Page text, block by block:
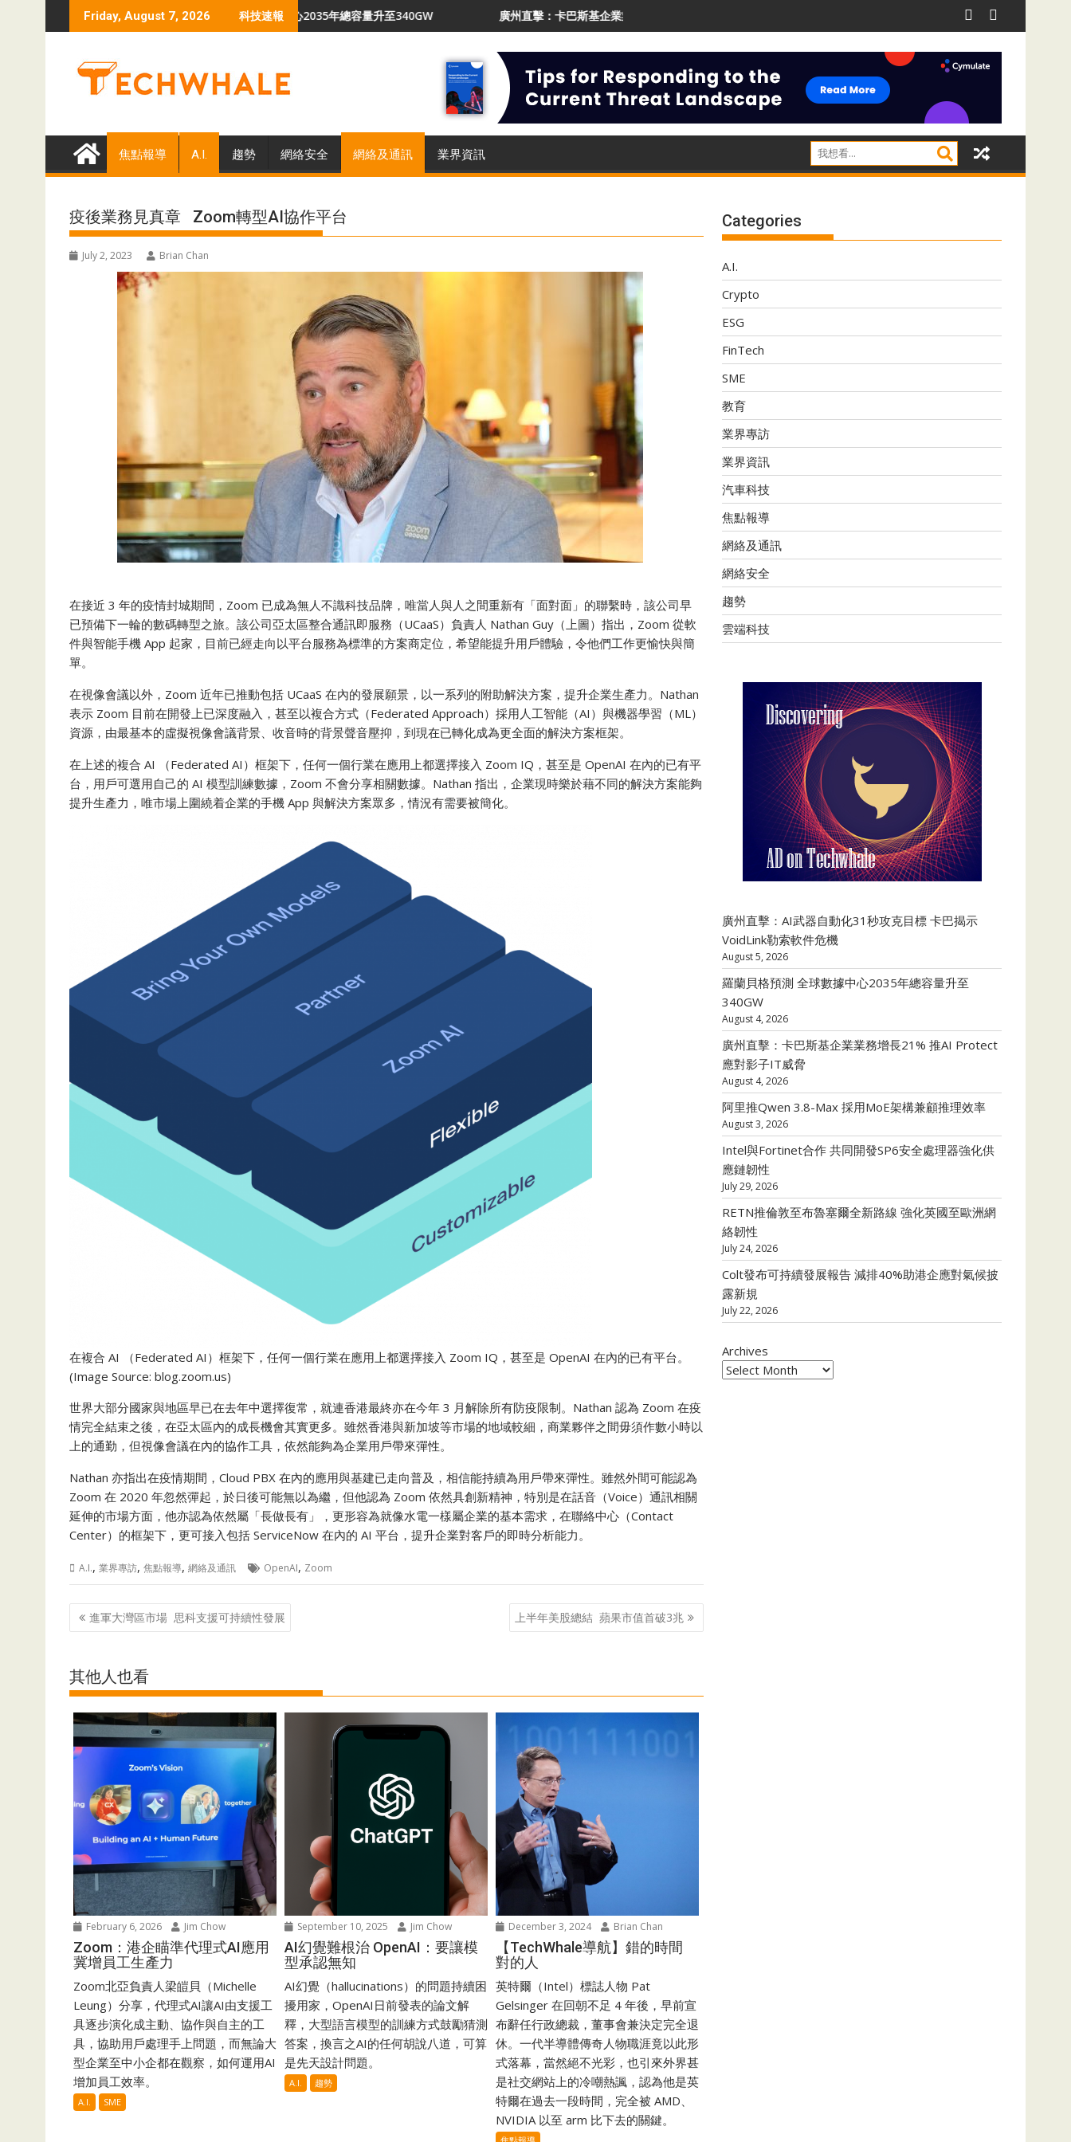
to
Friday, August 7, 2026 科技速報
羅蘭貝格預測 全球數據中心2035年總容量升至340GW 廣州直擊：卡巴斯基企業業務增長21% 推AI Protect應對影子IT威脅 阿里推Qwen 3.8-Max 採用MoE架構兼顧推理效率
焦點報導 A.I. 趨勢 網絡安全 網絡及通訊 業界資訊
疫後業務見真章 Zoom轉型AI協作平台
July 2, 2023 Brian Chan
在接近 3 年的疫情封城期間，Zoom 已成為無人不識科技品牌，唯當人與人之間重新有「面對面」的聯繫時，該公司早
已預備下一輪的數碼轉型之旅。該公司亞太區整合通訊即服務（UCaaS）負責人 Nathan Guy（上圖）指出，Zoom 從軟
件與智能手機 App 起家，目前已經走向以平台服務為標準的方案商定位，希望能提升用戶體驗，令他們工作更愉快與簡
單。
在視像會議以外，Zoom 近年已推動包括 UCaaS 在內的發展願景，以一系列的附助解決方案，提升企業生產力。Nathan
表示 Zoom 目前在開發上已深度融入，甚至以複合方式（Federated Approach）採用人工智能（AI）與機器學習（ML）
資源，由最基本的虛擬視像會議背景、收音時的背景聲音壓抑，到現在已轉化成為更全面的解決方案框架。
在上述的複合 AI （Federated AI）框架下，任何一個行業在應用上都選擇接入 Zoom IQ，甚至是 OpenAI 在內的已有平
台，用戶可選用自己的 AI 模型訓練數據，Zoom 不會分享相關數據。Nathan 指出，企業現時樂於藉不同的解決方案能夠
提升生產力，唯市場上圍繞着企業的手機 App 與解決方案眾多，情況有需要被簡化。
在複合 AI （Federated AI）框架下，任何一個行業在應用上都選擇接入 Zoom IQ，甚至是 OpenAI 在內的已有平台。
(Image Source: blog.zoom.us)
世界大部分國家與地區早已在去年中選擇復常，就連香港最終亦在今年 3 月解除所有防疫限制。Nathan 認為 Zoom 在疫
情完全結束之後，在亞太區內的成長機會其實更多。雖然香港與新加坡等市場的地域較細，商業夥伴之間毋須作數小時以
上的通勤，但視像會議在內的協作工具，依然能夠為企業用戶帶來彈性。
Nathan 亦指出在疫情期間，Cloud PBX 在內的應用與基建已走向普及，相信能持續為用戶帶來彈性。雖然外間可能認為
Zoom 在 2020 年忽然彈起，於日後可能無以為繼，但他認為 Zoom 依然具創新精神，特別是在話音（Voice）通訊相關
延伸的市場方面，他亦認為依然屬「長做長有」，更形容為就像水電一樣屬企業的基本需求，在聯絡中心（Contact
Center）的框架下，更可接入包括 ServiceNow 在內的 AI 平台，提升企業對客戶的即時分析能力。
A.I., 業界專訪, 焦點報導, 網絡及通訊 OpenAI, Zoom
Post
navigation
進軍大灣區市場 思科支援可持續性發展 上半年美股總結 蘋果市值首破3兆
其他人也看
February 6, 2026 Jim Chow
Zoom：港企瞄準代理式AI應用
冀增員工生產力
Zoom北亞負責人梁皚貝（Michelle
Leung）分享，代理式AI讓AI由支援工
具逐步演化成主動、協作與自主的工
具，協助用戶處理手上問題，而無論大
型企業至中小企都在觀察，如何運用AI
增加員工效率。
A.I. SME
September 10, 2025 Jim Chow
AI幻覺難根治 OpenAI：要讓模
型承認無知
AI幻覺（hallucinations）的問題持續困
擾用家，OpenAI日前發表的論文解
釋，大型語言模型的訓練方式鼓勵猜測
答案，換言之AI的任何胡說八道，可算
是先天設計問題。
A.I. 趨勢
December 3, 2024 Brian Chan
【TechWhale導航】錯的時間
對的人
英特爾（Intel）標誌人物 Pat
Gelsinger 在回朝不足 4 年後，早前宣
布辭任行政總裁，董事會兼決定完全退
休。一代半導體傳奇人物職涯竟以此形
式落幕，當然絕不光彩，也引來外界甚
是社交網站上的冷嘲熱諷，認為他是英
特爾在過去一段時間，完全被 AMD、
NVIDIA 以至 arm 比下去的關鍵。
Categories
A.I.
Crypto
ESG
FinTech
SME
教育
業界專訪
業界資訊
汽車科技
焦點報導
網絡及通訊
網絡安全
趨勢
雲端科技
廣州直擊：AI武器自動化31秒攻克目標 卡巴揭示
VoidLink勒索軟件危機
August 5, 2026
羅蘭貝格預測 全球數據中心2035年總容量升至
340GW
August 4, 2026
廣州直擊：卡巴斯基企業業務增長21% 推AI Protect
應對影子IT威脅
August 4, 2026
阿里推Qwen 3.8-Max 採用MoE架構兼顧推理效率
August 3, 2026
Intel與Fortinet合作 共同開發SP6安全處理器強化供
應鏈韌性
July 29, 2026
RETN推倫敦至布魯塞爾全新路線 強化英國至歐洲網
絡韌性
July 24, 2026
Colt發布可持續發展報告 減排40%助港企應對氣候披
露新規
July 22, 2026
Archives